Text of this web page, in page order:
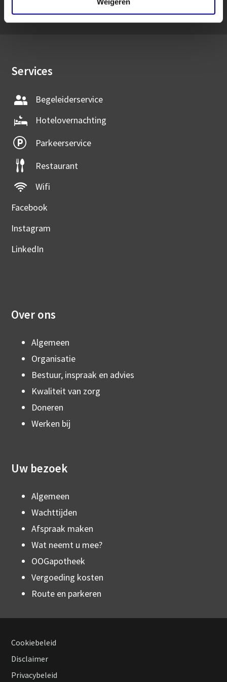
Over ons
Algemeen
Organisatie
Bestuur, inspraak en advies
Kwaliteit van zorg
Doneren
Werken bij
Uw bezoek
Algemeen
Wachttijden
Afspraak maken
Wat neemt u mee?
OOGapotheek
Vergoeding kosten
Route en parkeren
Services
Begeleiderservice
Hotelovernachting
Parkeerservice
Restaurant
Wifi
Facebook
Instagram
LinkedIn
Footer
Cookiebeleid
Disclaimer
Privacybeleid